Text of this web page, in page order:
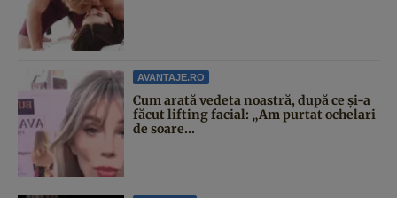
AVANTAJE.RO
Cum arată vedeta noastră, după ce și-a
făcut lifting facial: „Am purtat ochelari
de soare...